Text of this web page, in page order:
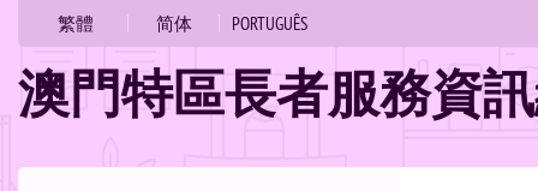
繁體 简体 PORTUGUÊS
澳門特區長者服務資
位
置